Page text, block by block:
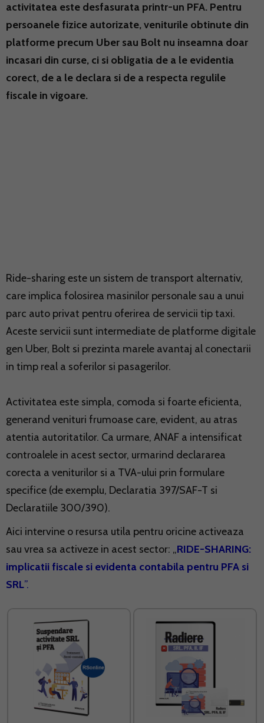
activitatea este desfasurata printr-un PFA. Pentru
persoanele fizice autorizate, veniturile obtinute din
platforme precum Uber sau Bolt nu inseamna doar
incasari din curse, ci si obligatia de a le evidentia
corect, de a le declara si de a respecta regulile
fiscale in vigoare.
Ride-sharing este un sistem de transport alternativ,
care implica folosirea masinilor personale sau a unui
parc auto privat pentru oferirea de servicii tip taxi.
Aceste servicii sunt intermediate de platforme digitale
gen Uber, Bolt si prezinta marele avantaj al conectarii
in timp real a soferilor si pasagerilor.
Activitatea este simpla, comoda si foarte eficienta,
generand venituri frumoase care, evident, au atras
atentia autoritatilor. Ca urmare, ANAF a intensificat
controalele in acest sector, urmarind declararea
corecta a veniturilor si a TVA-ului prin formulare
specifice (de exemplu, Declaratia 397/SAF-T si
Declaratiile 300/390).
Aici intervine o resursa utila pentru oricine activeaza
sau vrea sa activeze in acest sector: „RIDE-SHARING:
implicatii fiscale si evidenta contabila pentru PFA si
SRL”.